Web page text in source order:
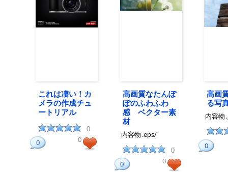
これは凄い！カ
メラの作成チュ
ートリアル
0
0 0
高画質なたんぽ
ぽのふわふわ
感 ベクター素
材
内容物 .eps/
0
0 0
高画
る写
内容物
0